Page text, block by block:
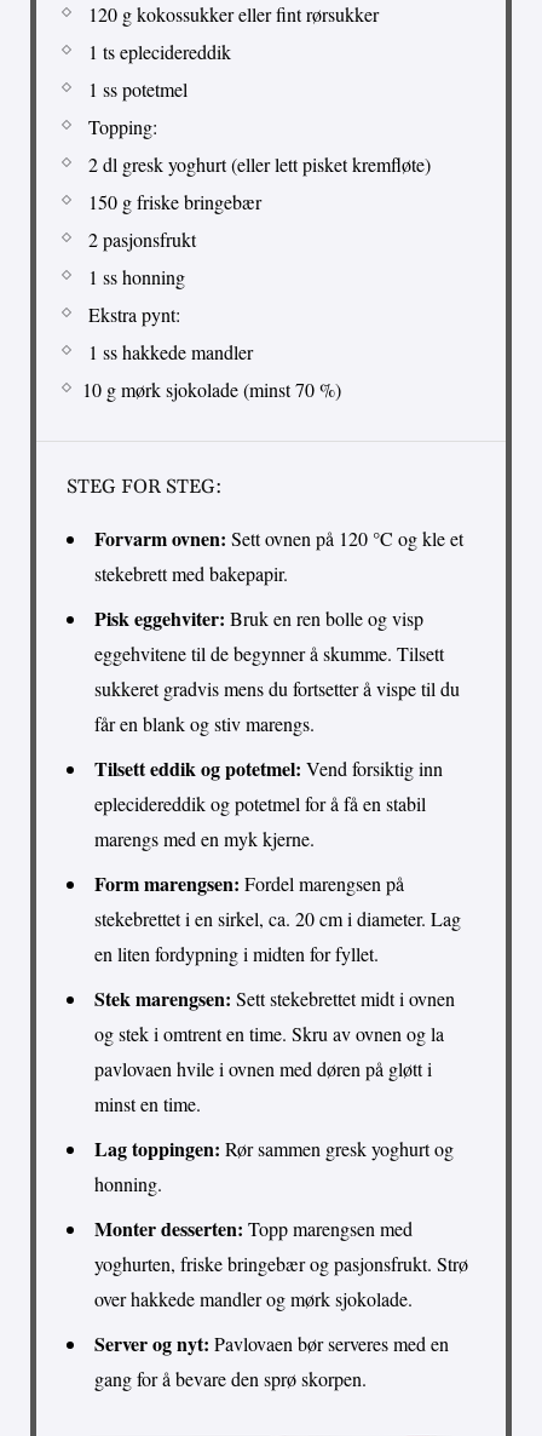
120 g kokossukker eller fint rørsukker
1 ts eplecidereddik
1 ss potetmel
Topping:
2 dl gresk yoghurt (eller lett pisket kremfløte)
150 g friske bringebær
2 pasjonsfrukt
1 ss honning
Ekstra pynt:
1 ss hakkede mandler
10 g mørk sjokolade (minst 70 %)
STEG FOR STEG:
Forvarm ovnen: Sett ovnen på 120 °C og kle et
stekebrett med bakepapir.
Pisk eggehviter: Bruk en ren bolle og visp
eggehvitene til de begynner å skumme. Tilsett
sukkeret gradvis mens du fortsetter å vispe til du
får en blank og stiv marengs.
Tilsett eddik og potetmel: Vend forsiktig inn
eplecidereddik og potetmel for å få en stabil
marengs med en myk kjerne.
Form marengsen: Fordel marengsen på
stekebrettet i en sirkel, ca. 20 cm i diameter. Lag
en liten fordypning i midten for fyllet.
Stek marengsen: Sett stekebrettet midt i ovnen
og stek i omtrent en time. Skru av ovnen og la
pavlovaen hvile i ovnen med døren på gløtt i
minst en time.
Lag toppingen: Rør sammen gresk yoghurt og
honning.
Monter desserten: Topp marengsen med
yoghurten, friske bringebær og pasjonsfrukt. Strø
over hakkede mandler og mørk sjokolade.
Server og nyt: Pavlovaen bør serveres med en
gang for å bevare den sprø skorpen.